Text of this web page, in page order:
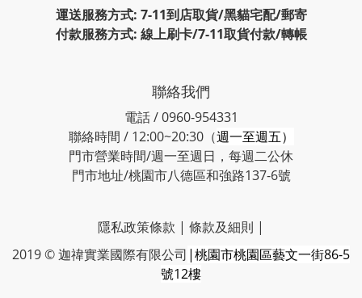
運送服務方式: 7-11到店取貨/黑貓宅配/郵寄
付款服務方式: 線上刷卡/7-11取貨付款/轉帳
聯絡我們
電話 / 0960-954331
聯絡時間 / 12:00~20:30（週一至週五）
門市營業時間/週一至週日，每週二公休
門市地址/桃園市八德區和強路137-6號
隱私政策條款 | 條款及細則 |
2019 © 迦禕實業國際有限公司 |桃園市桃園區藝文一街86-5
號12樓